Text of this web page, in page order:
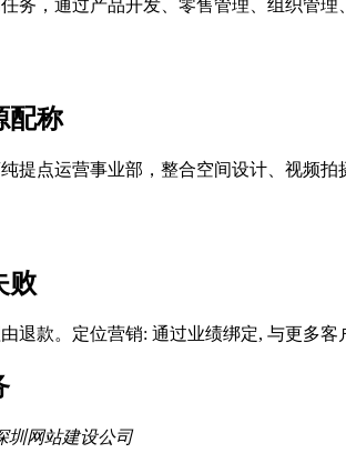
务，通过产品开发、零售管理、组织管理
配称
提点运营事业部，整合空间设计、视频拍
败
退款。 定位营销: 通过业绩绑定, 与更多客